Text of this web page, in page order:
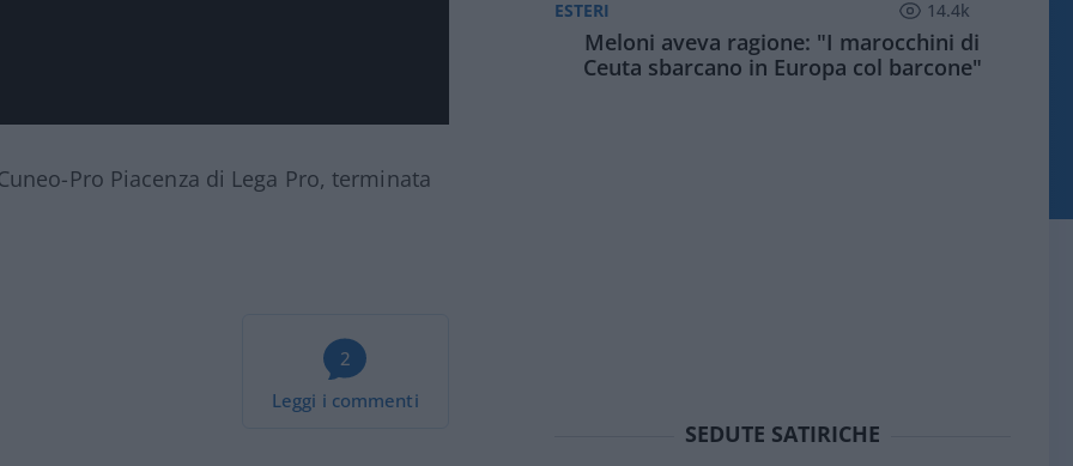
Pro Piacenza di Lega Pro, terminata
2
Leggi i commenti
ESTERI 14.4k
Meloni aveva ragione: "I marocchini di
Ceuta sbarcano in Europa col barcone"
SEDUTE SATIRICHE